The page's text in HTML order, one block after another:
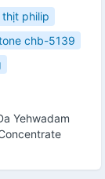
philip
chb-5139
Yehwadam